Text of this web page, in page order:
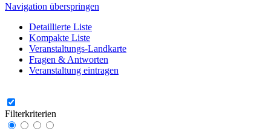
Navigation überspringen
Detaillierte Liste
Kompakte Liste
Veranstaltungs-Landkarte
Fragen & Antworten
Veranstaltung eintragen
Filterkriterien